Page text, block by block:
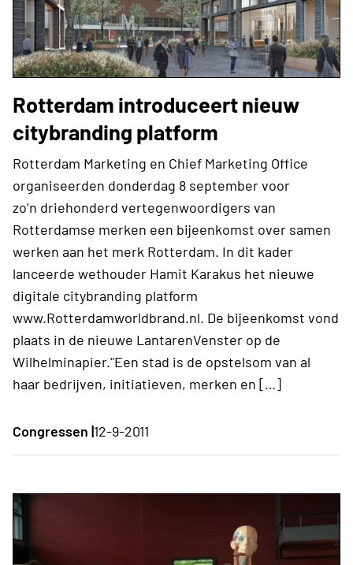
Rotterdam introduceert nieuw
citybranding platform
Rotterdam Marketing en Chief Marketing Office
organiseerden donderdag 8 september voor
zo’n driehonderd vertegenwoordigers van
Rotterdamse merken een bijeenkomst over samen
werken aan het merk Rotterdam. In dit kader
lanceerde wethouder Hamit Karakus het nieuwe
digitale citybranding platform
www.Rotterdamworldbrand.nl. De bijeenkomst vond
plaats in de nieuwe LantarenVenster op de
Wilhelminapier."Een stad is de opstelsom van al
haar bedrijven, initiatieven, merken en […]
Congressen |12-9-2011